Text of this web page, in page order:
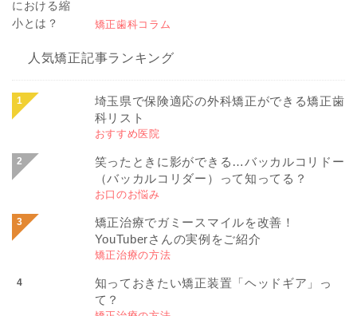
矯正歯科コラム
人気矯正記事ランキング
埼玉県で保険適応の外科矯正ができる矯正歯
科リスト
おすすめ医院
笑ったときに影ができる…バッカルコリドー
（バッカルコリダー）って知ってる？
お口のお悩み
矯正治療でガミースマイルを改善！
YouTuberさんの実例をご紹介
矯正治療の方法
知っておきたい矯正装置「ヘッドギア」っ
て？